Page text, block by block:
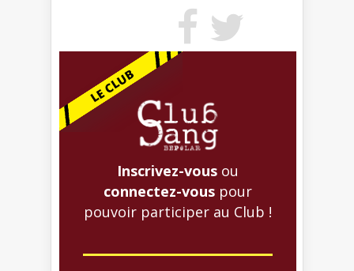
Inscrivez-vous ou
connectez-vous pour
pouvoir participer au Club !